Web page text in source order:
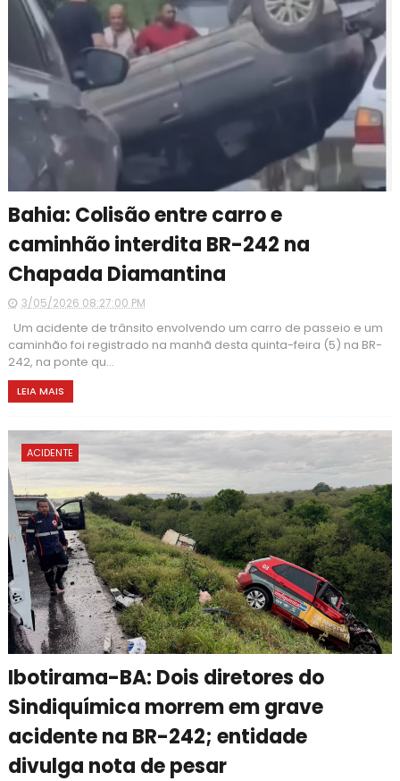
Bahia: Colisão entre carro e
caminhão interdita BR-242 na
Chapada Diamantina
3/05/2026 08:27:00 PM
Um acidente de trânsito envolvendo um carro de passeio e um
caminhão foi registrado na manhã desta quinta-feira (5) na BR-
242, na ponte qu...
LEIA MAIS
ACIDENTE
Ibotirama-BA: Dois diretores do
Sindiquímica morrem em grave
acidente na BR-242; entidade
divulga nota de pesar